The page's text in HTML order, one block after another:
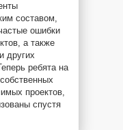
составом,
ошибки
а также
других
ребята на
проектов,
спустя